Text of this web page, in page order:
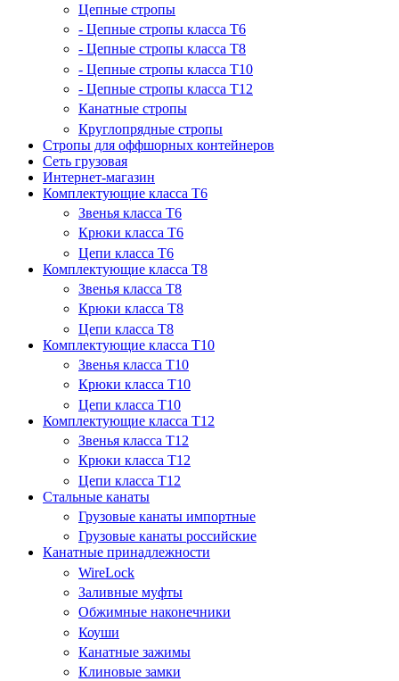
Цепные стропы
- Цепные стропы класса T6
- Цепные стропы класса T8
- Цепные стропы класса T10
- Цепные стропы класса T12
Канатные стропы
Круглопрядные стропы
Стропы для оффшорных контейнеров
Сеть грузовая
Интернет-магазин
Комплектующие класса Т6
Звенья класса Т6
Крюки класса Т6
Цепи класса Т6
Комплектующие класса Т8
Звенья класса T8
Крюки класса T8
Цепи класса T8
Комплектующие класса T10
Звенья класса T10
Крюки класса T10
Цепи класса T10
Комплектующие класса Т12
Звенья класса T12
Крюки класса T12
Цепи класса T12
Стальные канаты
Грузовые канаты импортные
Грузовые канаты российские
Канатные принадлежности
WireLock
Заливные муфты
Обжимные наконечники
Коуши
Канатные зажимы
Клиновые замки